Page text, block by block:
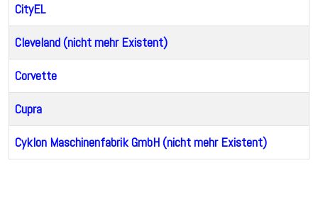
CityEL
Cleveland (nicht mehr Existent)
Corvette
Cupra
Cyklon Maschinenfabrik GmbH (nicht mehr Existent)